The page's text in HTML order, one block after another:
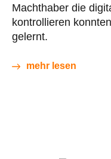
Machthaber die
kontrollieren
gelernt.
mehr lesen